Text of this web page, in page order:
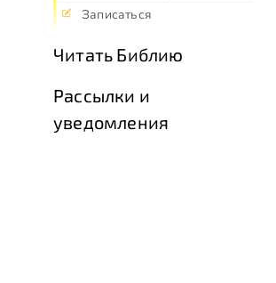
Записаться
Читать Библию
Рассылки и
уведомления